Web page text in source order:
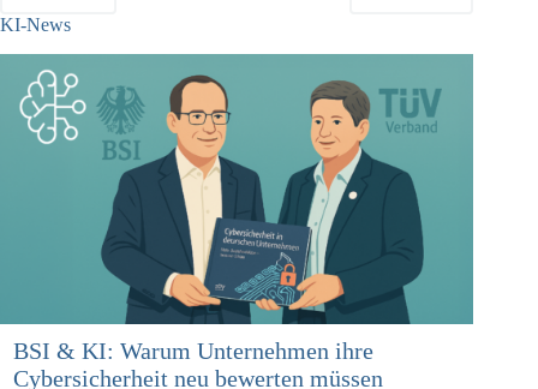
ZURÜCK
KI-News
BSI & KI: Warum Unternehmen ihre